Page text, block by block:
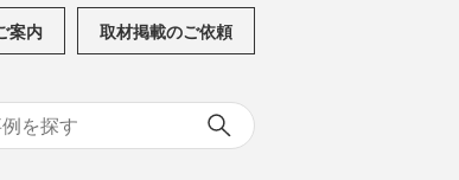
案内 取材掲載のご依頼